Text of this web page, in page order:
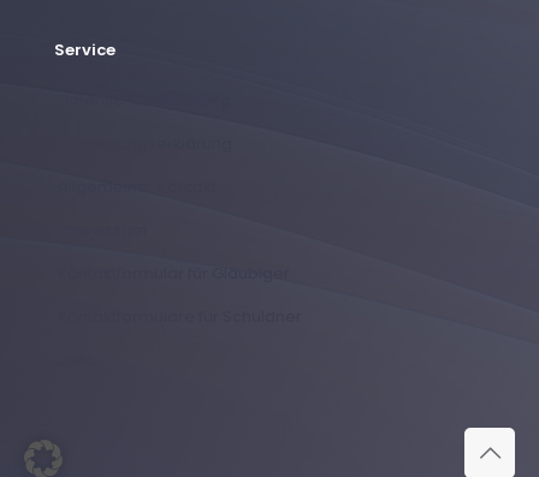
Service